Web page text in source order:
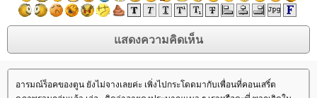
อารมณ์ร็อคของตูน ยังไม่จางเลยค่ะ เพิ่งไปกระโดดมากับเพื่อนที่คอนเสริ์ต